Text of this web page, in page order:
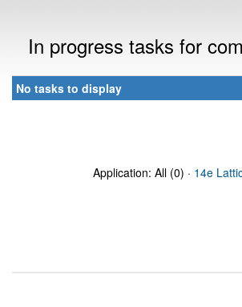
In progress tasks for
No tasks to display
Application: All (0) · 14e